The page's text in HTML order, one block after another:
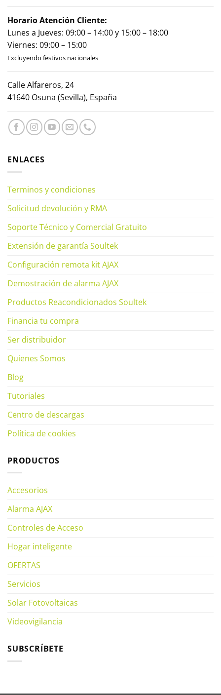
Horario Atención Cliente:
Lunes a Jueves: 09:00 – 14:00 y 15:00 – 18:00
Viernes: 09:00 – 15:00
Excluyendo festivos nacionales
Calle Alfareros, 24
41640 Osuna (Sevilla), España
ENLACES
Terminos y condiciones
Solicitud devolución y RMA
Soporte Técnico y Comercial Gratuito
Extensión de garantía Soultek
Configuración remota kit AJAX
Demostración de alarma AJAX
Productos Reacondicionados Soultek
Financia tu compra
Ser distribuidor
Quienes Somos
Blog
Tutoriales
Centro de descargas
Política de cookies
PRODUCTOS
Accesorios
Alarma AJAX
Controles de Acceso
Hogar inteligente
OFERTAS
Servicios
Solar Fotovoltaicas
Videovigilancia
SUBSCRÍBETE